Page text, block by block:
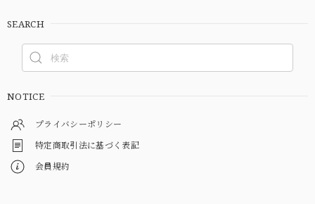
SEARCH
NOTICE
プライバシーポリシー
特定商取引法に基づく表記
会員規約